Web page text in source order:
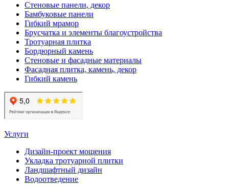
Стеновые панели, декор
Бамбуковые панели
Гибкий мрамор
Брусчатка и элементы благоустройства
Тротуарная плитка
Бордюрный камень
Стеновые и фасадные материалы
Фасадная плитка, камень, декор
Гибкий камень
Услуги
Дизайн-проект мощения
Укладка тротуарной плитки
Ландшафтный дизайн
Водоотведение